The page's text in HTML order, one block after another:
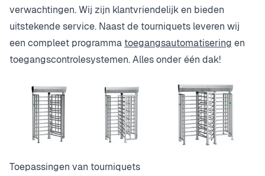
verwachtingen. Wij zijn klantvriendelijk en bieden
uitstekende service. Naast de tourniquets leveren wij
een compleet programmatoegangsautomatisering en
toegangscontrolesystemen. Alles onder één dak!
Toepassingen van tourniquets